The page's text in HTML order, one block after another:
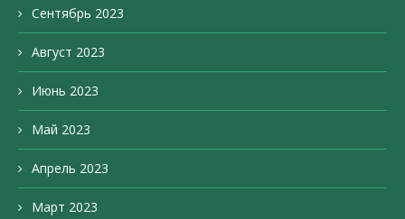
Сентябрь 2023
Август 2023
Июнь 2023
Май 2023
Апрель 2023
Март 2023